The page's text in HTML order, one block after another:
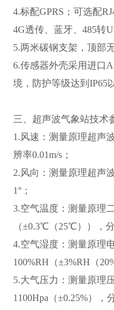
4.标配GPRS；可选配
4G透传、蓝牙、485转
5.两米碳钢支架，顶部
6.传感器外壳采用进口
境，防护等级达到IP65
三、超声波气象站技术
1.风速：测量原理超声
辨率0.01m/s；
2.风向：测量原理超声
1°；
3.空气温度：测量原理
（±0.3℃（25℃）），
4.空气湿度：测量原理
100%RH（±3%RH（
5.大气压力：测量原理
1100Hpa（±0.25%），